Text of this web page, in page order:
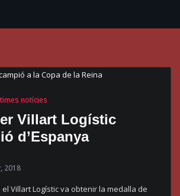
notícies
Villart Logístic
d’Espanya
2018
Villart Logístic va obtenir la medalla de